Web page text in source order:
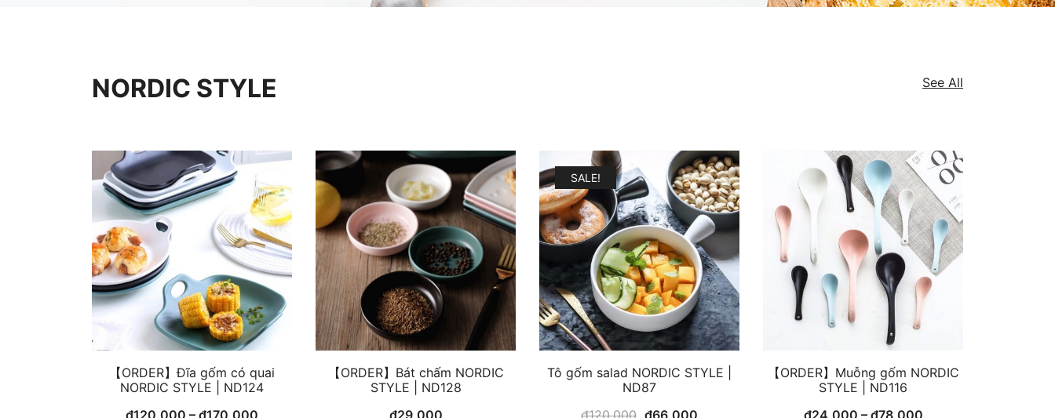
NORDIC STYLE See All
【ORDER】Đĩa gốm có quai
NORDIC STYLE | ND124
₫120,000 – ₫170,000
【ORDER】Bát chấm NORDIC
STYLE | ND128
₫29,000
SALE!
Tô gốm salad NORDIC STYLE |
ND87
₫120,000 Original
₫66,000
【ORDER】Muỗng gốm NORDIC
STYLE | ND116
₫24,000 – ₫78,000